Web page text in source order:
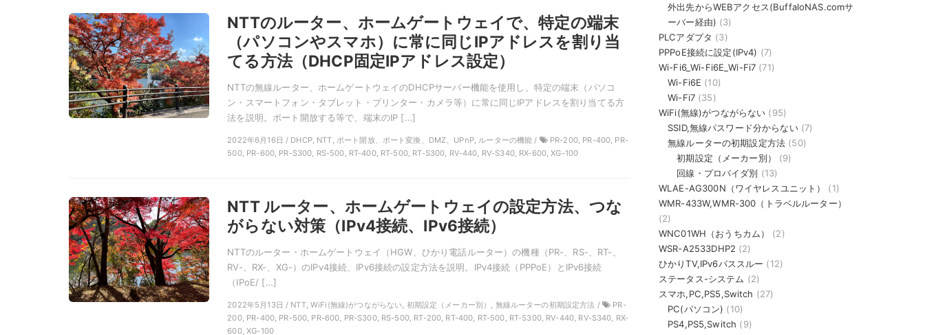
NTTのルーター、ホームゲートウェイで、特定の端末
（パソコンやスマホ）に常に同じIPアドレスを割り当
てる方法（DHCP固定IPアドレス設定）
NTTの無線ルーター、ホームゲートウェイのDHCPサーバー機能を使用し、特定の端末（パソコ
ン・スマートフォン・タブレット・プリンター・カメラ等）に常に同じIPアドレスを割り当てる方
法を説明。ポート開放する等で、端末のIP […]
2022年6月16日 / DHCP, NTT, ポート開放、ポート変換、DMZ、UPnP, ルーターの機能 /
PR-200, PR-400, PR-
500, PR-600, PR-S300, RS-500, RT-400, RT-500, RT-S300, RV-440, RV-S340, RX-600, XG-100
NTT ルーター、ホームゲートウェイの設定方法、つな
がらない対策（IPv4接続、IPv6接続）
NTTのルーター・ホームゲートウェイ（HGW、ひかり電話ルーター）の機種（PR-、RS-、RT-、
RV-、RX-、XG-）のIPv4接続、IPv6接続の設定方法を説明。IPv4接続（PPPoE）とIPv6接続
（IPoE/ […]
2022年5月13日 / NTT, WiFi(無線)がつながらない, 初期設定（メーカー別）, 無線ルーターの初期設定方法 /
PR-
200, PR-400, PR-500, PR-600, PR-S300, RS-500, RT-200, RT-400, RT-500, RT-S300, RV-440, RV-S340, RX-
600, XG-100
外出先からWEBアクセス(BuffaloNAS.comサ
ーバー経由) (3)
PLCアダプタ (3)
PPPoE接続に設定(IPv4) (7)
Wi-Fi6_Wi-Fi6E_Wi-Fi7 (71)
Wi-Fi6E (10)
Wi-Fi7 (35)
WiFi(無線)がつながらない (95)
SSID,無線パスワード分からない(7)
無線ルーターの初期設定方法 (50)
初期設定（メーカー別）
(9)
回線・プロバイダ別 (13)
WLAE-AG300N（ワイヤレスユニット）
(1)
WMR-433W,WMR-300（トラベルルーター）
(2)
WNC01WH（おうちカム）
(2)
WSR-A2533DHP2 (2)
ひかりTV,IPv6パススルー (12)
ステータス-システム (2)
スマホ,PC,PS5,Switch (27)
PC(パソコン) (10)
PS4,PS5,Switch (9)